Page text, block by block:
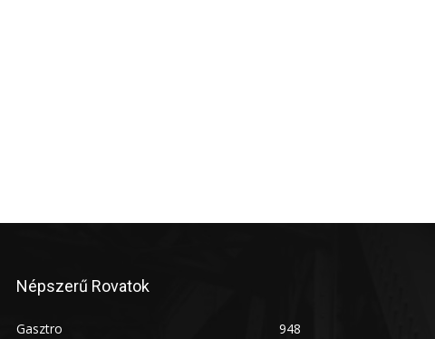
Népszerű Rovatok
Gasztro
948